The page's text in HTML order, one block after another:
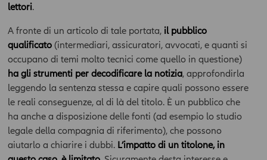
lettori.
A fronte di un articolo di tale portata,il pubblico
qualificato(intermediari, assicuratori, avvocati, e quanti si
occupano di temi molto tecnici come quello in questione)
ha gli strumenti per decodificare la notizia, approfondirla
leggendo la sentenza stessa e capire quali possono essere
le reali conseguenze, al di là del titolo. È un pubblico che
ha anche a disposizione delle fonti (ad esempio lo studio
legale della compagnia di riferimento), che possono
aiutarlo a chiarire i dubbi. L’impatto di un titolone, in